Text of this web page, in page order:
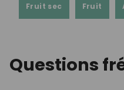
Fruit sec Fruit
Questions